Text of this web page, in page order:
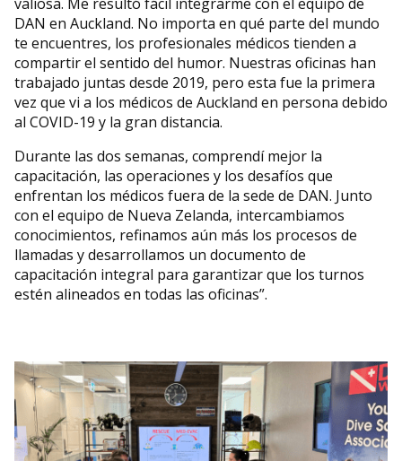
DAN en Auckland. No importa en qué parte del mundo
te encuentres, los profesionales médicos tienden a
compartir el sentido del humor. Nuestras oficinas han
trabajado juntas desde 2019, pero esta fue la primera
vez que vi a los médicos de Auckland en persona debido
al COVID-19 y la gran distancia.
Durante las dos semanas, comprendí mejor la
capacitación, las operaciones y los desafíos que
enfrentan los médicos fuera de la sede de DAN. Junto
con el equipo de Nueva Zelanda, intercambiamos
conocimientos, refinamos aún más los procesos de
llamadas y desarrollamos un documento de
capacitación integral para garantizar que los turnos
estén alineados en todas las oficinas”.